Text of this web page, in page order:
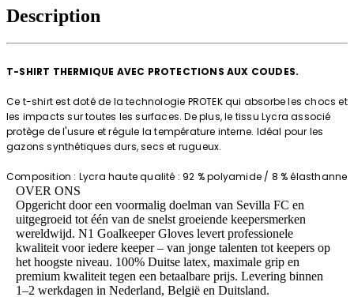
Description
T-SHIRT THERMIQUE AVEC PROTECTIONS AUX COUDES.
Ce t-shirt est doté de la technologie PROTEK qui absorbe les chocs et
les impacts sur toutes les surfaces. De plus, le tissu Lycra associé
protège de l'usure et régule la température interne. Idéal pour les
gazons synthétiques durs, secs et rugueux.
Composition : Lycra haute qualité : 92 % polyamide / 8 % élasthanne
OVER ONS
Opgericht door een voormalig doelman van Sevilla FC en
uitgegroeid tot één van de snelst groeiende keepersmerken
wereldwijd. N1 Goalkeeper Gloves levert professionele
kwaliteit voor iedere keeper – van jonge talenten tot keepers op
het hoogste niveau. 100% Duitse latex, maximale grip en
premium kwaliteit tegen een betaalbare prijs. Levering binnen
1–2 werkdagen in Nederland, België en Duitsland.